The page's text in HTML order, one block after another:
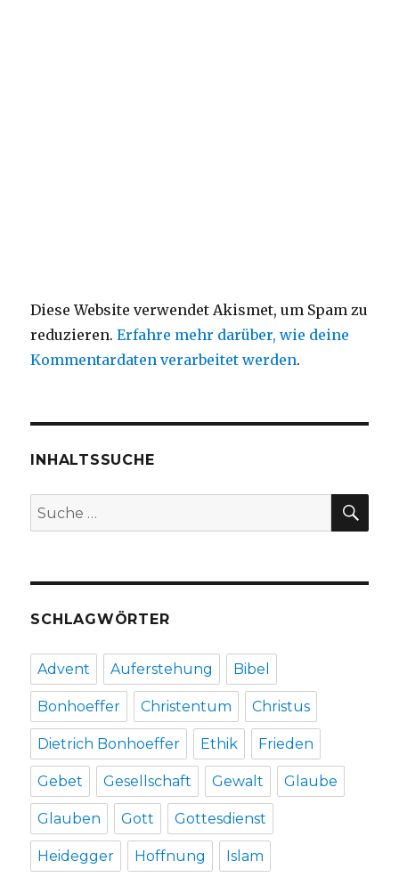
Diese Website verwendet Akismet, um Spam zu
reduzieren.Erfahre mehr darüber, wie deine
Kommentardaten verarbeitet werden.
INHALTSSUCHE
Suche
nach:
SCHLAGWÖRTER
Advent Auferstehung Bibel
Bonhoeffer Christentum Christus
Dietrich Bonhoeffer Ethik Frieden
Gebet Gesellschaft Gewalt Glaube
Glauben Gott Gottesdienst
Heidegger Hoffnung Islam